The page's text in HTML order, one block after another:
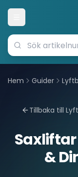
Öppna meny
Hem Guider
Tillbaka till
&